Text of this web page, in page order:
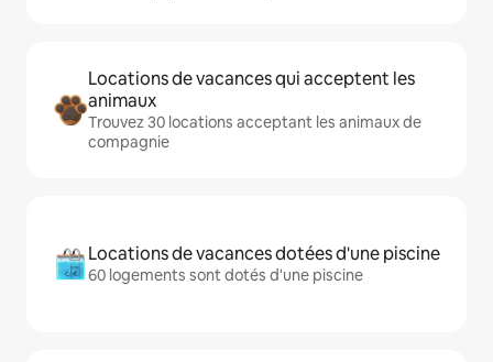
Locations de vacances qui acceptent les
animaux
Trouvez 30 locations acceptant les animaux de
compagnie
Locations de vacances dotées d'une piscine
60 logements sont dotés d'une piscine